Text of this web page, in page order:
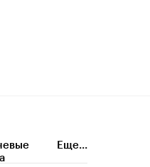
Еще...